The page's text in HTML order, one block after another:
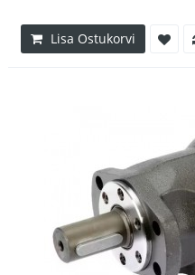
Lisa Ostukorvi